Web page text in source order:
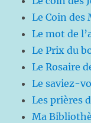
Le Coin des
Le mot de
Le Prix du
Le Rosaire
Le saviez-
Les prières
Ma